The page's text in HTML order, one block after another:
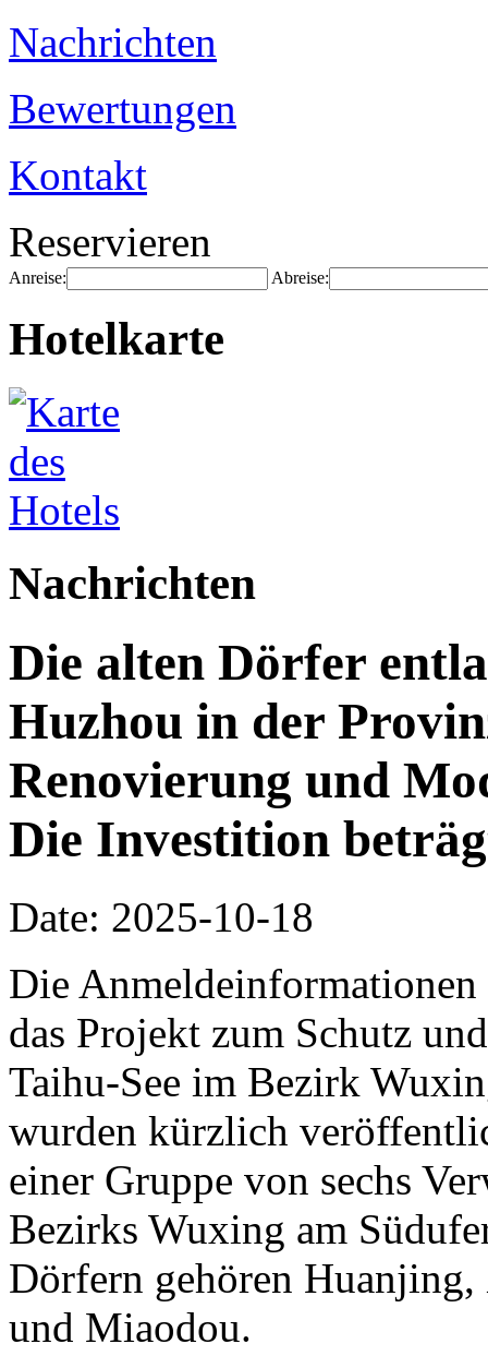
Nachrichten
Bewertungen
Kontakt
Reservieren
Anreise: Abreise:
Hotelkarte
Nachrichten
Die alten Dörfer
Huzhou in der
Renovierung und
Die Investition
Date: 2025-10-18
Die
das Projekt zum Schutz
Taihu-See im Bezirk
wurden kürzlich
einer Gruppe von sechs
Bezirks Wuxing am
Dörfern gehören
und Miaodou.